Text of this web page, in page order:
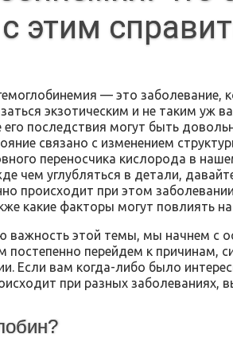
этим
— это заболевание,
экзотическим и не таким уж
его последствия могут быть
связано с изменением
переносчика кислорода в
чем углубляться в детали,
происходит при этом
какие факторы могут повлиять на
важность этой темы, мы начнем с
постепенно перейдем к причинам,
Если вам когда-либо было
при разных заболеваниях,